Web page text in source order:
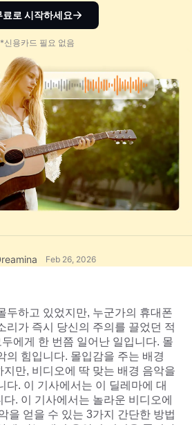
료로 시작하세요
*신용카드 필요 없음
Feb 26, 2026
두하고 있었지만, 누군가의 휴대폰
리가 즉시 당신의 주의를 끌었던 적
에게 한 번쯤 일어난 일입니다. 몰
의 힘입니다. 몰입감을 주는 배경
만, 비디오에 딱 맞는 배경 음악을
다. 이 기사에서는 이 딜레마에 대
. 이 기사에서는 놀라운 비디오에
을 얻을 수 있는 3가지 간단한 방법